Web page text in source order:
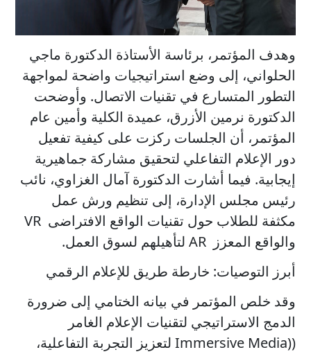
وهدف المؤتمر، برئاسة الأستاذة الدكتورة ماجي
الحلواني، إلى وضع استراتيجيات واضحة لمواجهة
التطور المتسارع في تقنيات الاتصال. وأوضحت
الدكتورة نرمين الأزرق، عميدة الكلية وأمين عام
المؤتمر، أن الجلسات ركزت على كيفية تفعيل
دور الإعلام التفاعلي لتحقيق مشاركة جماهيرية
إيجابية. فيما أشارت الدكتورة آمال الغزاوي، نائب
رئيس مجلس الإدارة، إلى تنظيم ورش عمل
مكثفة للطلاب حول تقنيات الواقع الافتراضى VR
والواقع المعزز AR لتأهيلهم لسوق العمل.
​أبرز التوصيات: خارطة طريق للإعلام الرقمي
وقد خلص المؤتمر في بيانه الختامي إلى ضرورة
الدمج الاستراتيجي لتقنيات الإعلام الغامر
((Immersive Media لتعزيز التجربة التفاعلية،